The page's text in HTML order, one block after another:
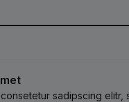
sadipscing